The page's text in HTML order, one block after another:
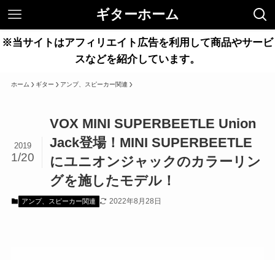
ギターホーム
※当サイトはアフィリエイト広告を利用して商品やサービ
スなどを紹介しています。
ホーム ギター アンプ、スピーカー関連
VOX MINI SUPERBEETLE Union
Jack登場！MINI SUPERBEETLE
にユニオンジャックのカラーリン
グを施したモデル！
2019
1/20
アンプ、スピーカー関連 2022年8月28日